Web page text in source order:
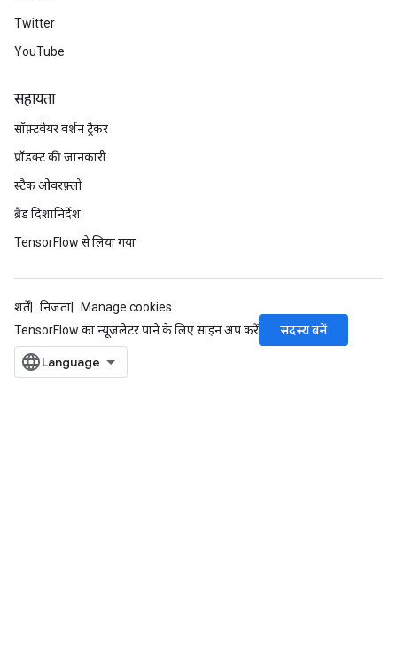
Twitter
YouTube
सहायता
सॉफ़्टवेयर वर्शन ट्रैकर
प्रॉडक्ट की जानकारी
स्टैक ओवरफ़्लो
ब्रैंड दिशानिर्देश
TensorFlow से लिया गया
शर्तें निजता
Manage cookies
TensorFlow का न्यूज़लेटर पाने के लिए साइन अप करें
सदस्य बनें